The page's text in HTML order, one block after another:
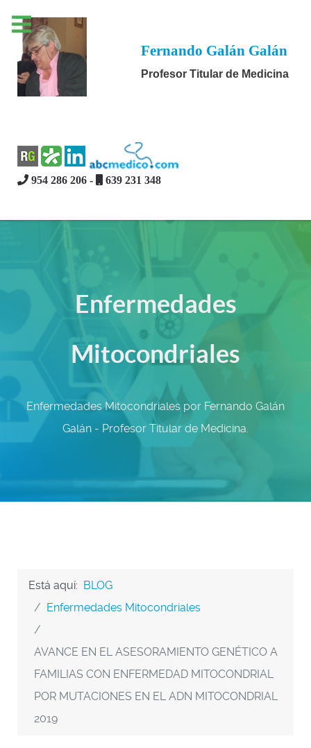
Fernando Galán Galán
Profesor Titular de Medicina
954 286 206 - 639 231 348
Enfermedades
Mitocondriales
Enfermedades Mitocondriales por Fernando Galán
Galán - Profesor Titular de Medicina.
Está aquí: BLOG
Enfermedades Mitocondriales
AVANCE EN EL ASESORAMIENTO GENÉTICO A
FAMILIAS CON ENFERMEDAD MITOCONDRIAL
POR MUTACIONES EN EL ADN MITOCONDRIAL
2019